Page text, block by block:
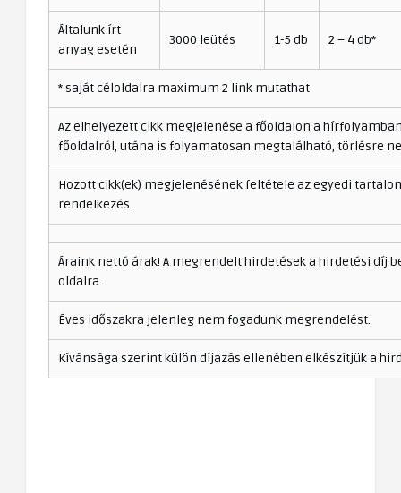
Általunk írt
anyag esetén
3000 leütés 1-5 db 2 – 4 db*
* saját céloldalra maximum 2 link mutathat
Az elhelyezett cikk megjelenése a főoldalon a
főoldalról, utána is folyamatosan megtalálható, törlésre
Hozott cikk(ek) megjelenésének feltétele az egyedi
rendelkezés.
Áraink nettó árak! A megrendelt hirdetések a hirdetési díj
oldalra.
Éves időszakra jelenleg nem fogadunk megrendelést.
Kívánsága szerint külön díjazás ellenében elkészítjük a